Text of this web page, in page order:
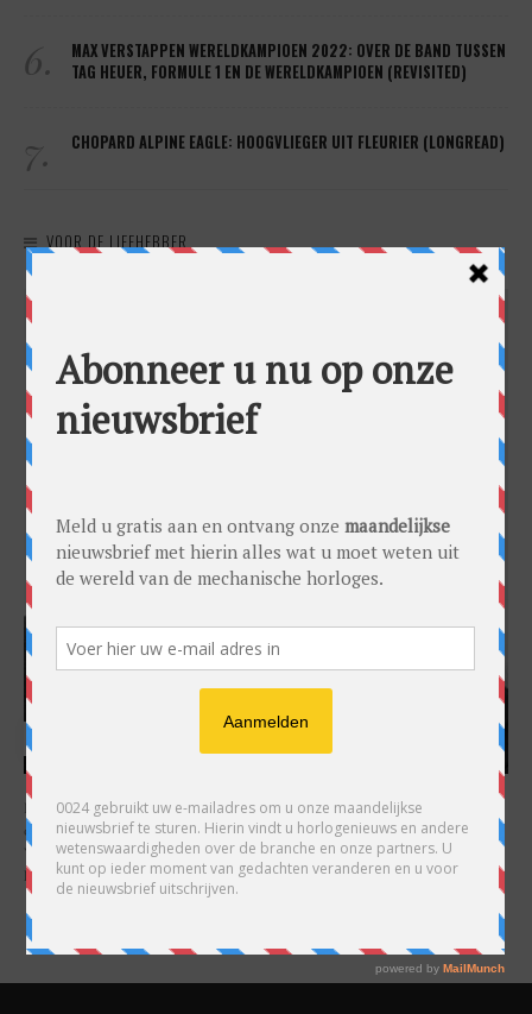
6.
MAX VERSTAPPEN WERELDKAMPIOEN 2022: OVER DE BAND TUSSEN
TAG HEUER, FORMULE 1 EN DE WERELDKAMPIOEN (REVISITED)
7. CHOPARD ALPINE EAGLE: HOOGVLIEGER UIT FLEURIER (LONGREAD)
VOOR DE LIEFHEBBER
Hoofdredacteur en uitgever van 0024 Horloges. Een horlogeliefhebber en
ondernemer in hart en nieren, voor wie de liefde al decennia teruggaat. Voor
Wijnschenk is uitgeven levenslange passie, net als de oneindige interesse in
horloges.